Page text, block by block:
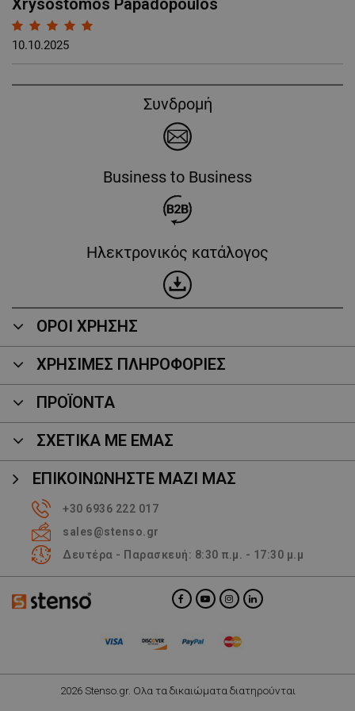
Xrysostomos Papadopoulos
10.10.2025
Συνδρομή
Business to Business
Ηλεκτρονικός κατάλογος
ΟΡΟΙ ΧΡΗΣΗΣ
ΧΡΗΣΙΜΕΣ ΠΛΗΡΟΦΟΡΙΕΣ
ΠΡΟΪΌΝΤΑ
ΣΧΕΤΙΚΑ ΜΕ ΕΜΑΣ
ΕΠΙΚΟΙΝΩΝΉΣΤΕ ΜΑΖΊ ΜΑΣ
+30 6936 222 017
sales@stenso.gr
Δευτέρα - Παρασκευή: 8:30 π.μ. - 17:30 μ.μ
2026 Stenso.gr. Ολα τα δικαιώματα διατηρούνται